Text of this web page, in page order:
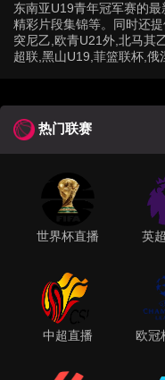
东南亚U19青年冠军赛的
精彩片段集锦等。同时还
突尼乙,欧青U21外,北马其
超联,黑山U19,菲篮联杯,俄
热门联赛
世界杯直播 英
中超直播 欧冠